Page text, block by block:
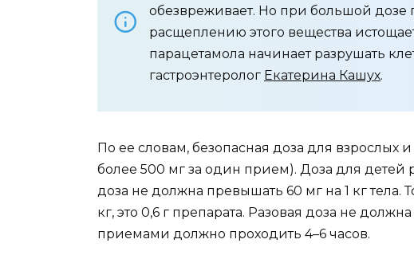
обезвреживает. Но при большой дозе
расщеплению этого вещества
парацетамола начинает разрушать
гастроэнтеролог Екатерина Кашух.
По ее словам, безопасная доза для взрослых
более 500 мг за один прием). Доза для детей
доза не должна превышать 60 мг на 1 кг тела.
кг, это 0,6 г препарата. Разовая доза не
приемами должно проходить 4–6 часов.